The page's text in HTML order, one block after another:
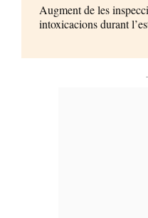
Augment de les
intoxicacions durant